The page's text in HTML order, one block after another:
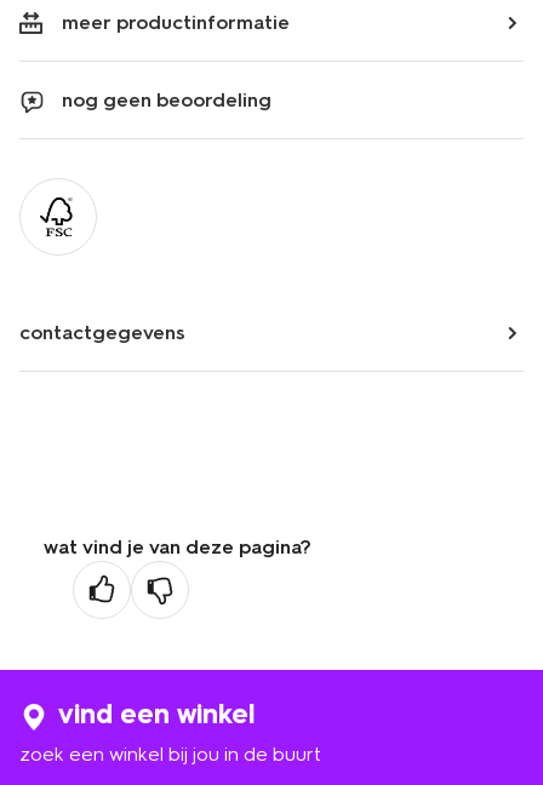
meer productinformatie
nog geen beoordeling
contactgegevens
wat vind je van deze pagina?
vind een winkel
zoek een winkel bij jou in de buurt